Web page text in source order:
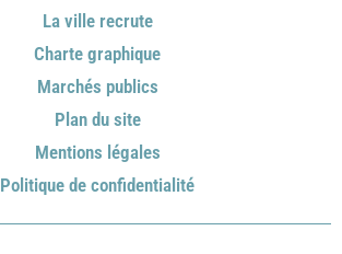
La ville recrute
Charte graphique
Marchés publics
Plan du site
Mentions légales
Politique de confidentialité